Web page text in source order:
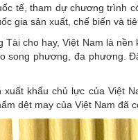
tế, tham dự chương trình
gia sản xuất, chế biến và
Tài cho hay, Việt Nam là
song phương, đa phương.
khẩu chủ lực của Việt
dệt may của Việt Nam đã